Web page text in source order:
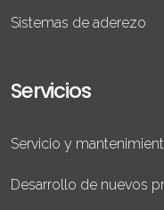
Sistemas de aderezo
Servicios
Servicio y
Desarrollo de nuevos